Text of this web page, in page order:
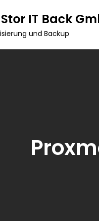
IT Back
und Backup